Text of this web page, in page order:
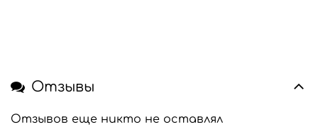
Отзывы
Отзывов еще никто не оставлял